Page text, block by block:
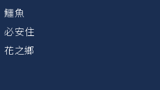
鱷魚
必安住
花之鄉